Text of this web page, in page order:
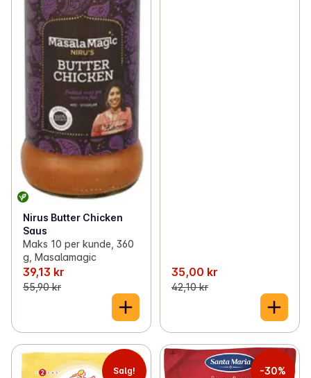
Nirus Butter Chicken
Saus
Maks 10 per kunde, 360
g, Masalamagic
39,13 kr
55,90 kr
35,00 kr
42,10 kr
Salg! -30%